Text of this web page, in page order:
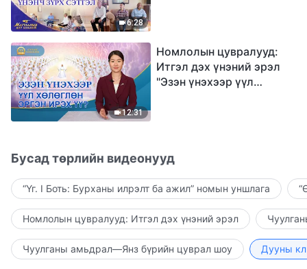
6:28
12:31
Номлолын цувралууд:
Итгэл дэх үнэний эрэл
"Эзэн үнэхээр үүл
Бусад төрлийн видеонууд
“Үг. I Боть: Бурханы илрэлт ба ажил” номын уншлага
Номлолын цувралууд: Итгэл дэх үнэний эрэл
Чуулганы амьдрал—Янз бүрийн цуврал шоу Дууны